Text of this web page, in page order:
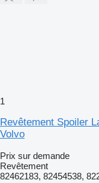
1
Revêtement Spoiler
Volvo
Prix sur demande
Revêtement
82462183, 82454538,